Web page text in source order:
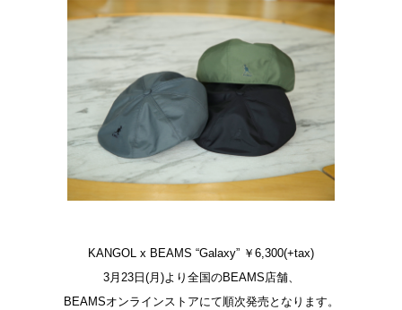
KANGOL x BEAMS “Galaxy” ￥6,300(+tax)
3月23日(月)より全国のBEAMS店舗、
BEAMSオンラインストアにて順次発売となります。